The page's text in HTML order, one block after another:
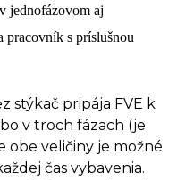
jednofázovom aj
pracovník s príslušnou
stýkač pripája FVE k
v troch fázach (je
obe veličiny je možné
čas vybavenia.